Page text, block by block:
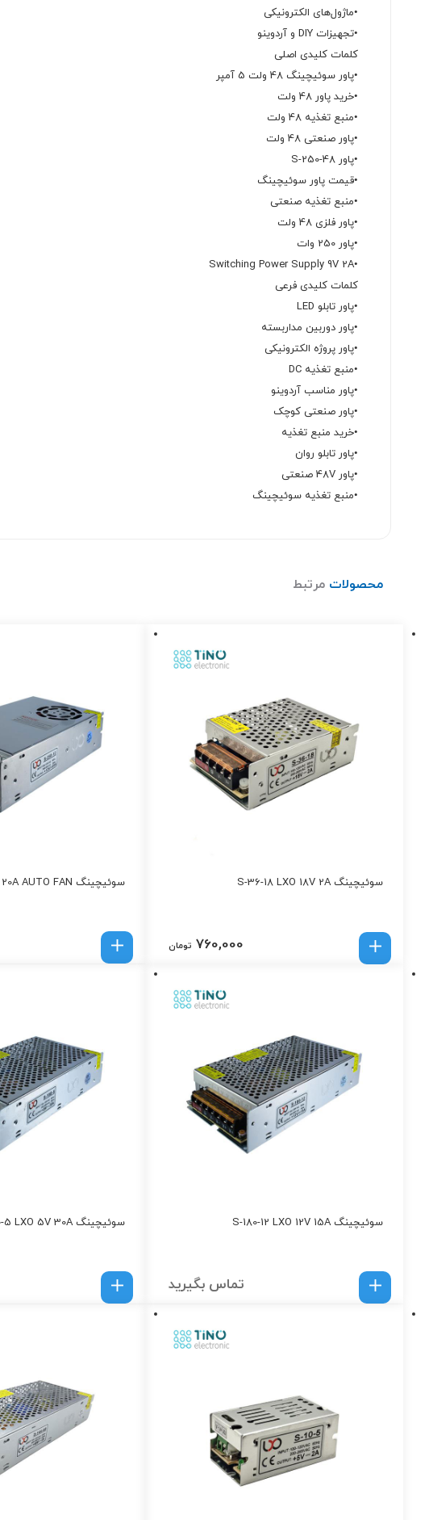
•ماژول‌های الکترونیکی
•تجهیزات DIY و آردوینو
کلمات کلیدی اصلی
•پاور سوئیچینگ 48 ولت 5 آمپر
•خرید پاور 48 ولت
•منبع تغذیه 48 ولت
•پاور صنعتی 48 ولت
•پاور S-250-48
•قیمت پاور سوئیچینگ
•منبع تغذیه صنعتی
•پاور فلزی 48 ولت
•پاور 250 وات
•Switching Power Supply 9V 2A
کلمات کلیدی فرعی
•پاور تابلو LED
•پاور دوربین مداربسته
•پاور پروژه الکترونیکی
•منبع تغذیه DC
•پاور مناسب آردوینو
•پاور صنعتی کوچک
•خرید منبع تغذیه
•پاور تابلو روان
•پاور 48V صنعتی
•منبع تغذیه سوئیچینگ
محصولات مرتبط
سوئیچینگ S-36-18 LXO 18V 2A
760,000 تومان
سوئیچینگ S-250-12 LXO 12V 20A AUTO FAN
سوئیچینگ S-180-12 LXO 12V 15A
تماس بگیرید
سوئیچینگ S-150-5 LXO 5V 30A